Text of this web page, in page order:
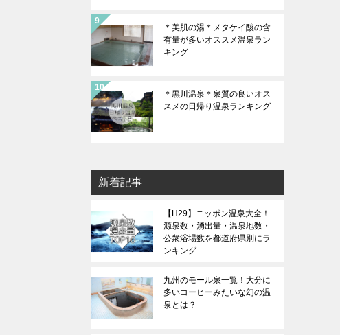
＊美肌の湯＊メタケイ酸の含
有量が多いオススメ温泉ラン
キング
＊黒川温泉＊泉質の良いオス
スメの日帰り温泉ランキング
新着記事
【H29】ニッポン温泉大全！
源泉数・湧出量・温泉地数・
公衆浴場数を都道府県別にラ
ンキング
九州のモール泉一覧！大分に
多いコーヒーみたいな幻の温
泉とは？